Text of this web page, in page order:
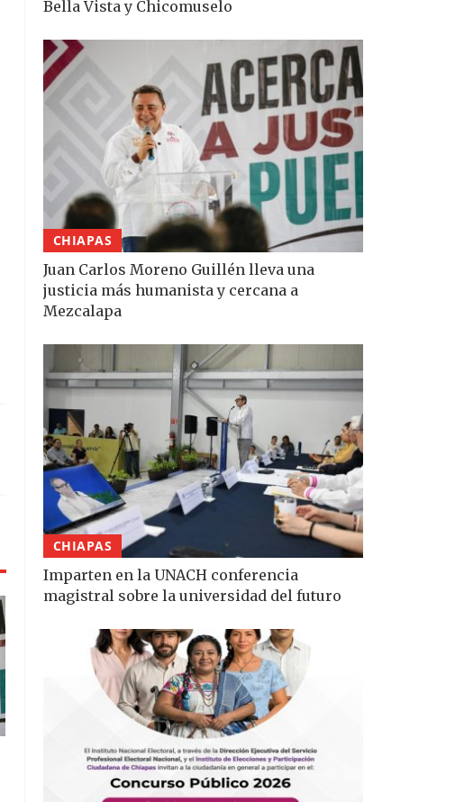
Bella Vista y Chicomuselo
CHIAPAS
Juan Carlos Moreno Guillén lleva una
justicia más humanista y cercana a
Mezcalapa
CHIAPAS
Imparten en la UNACH conferencia
magistral sobre la universidad del futuro